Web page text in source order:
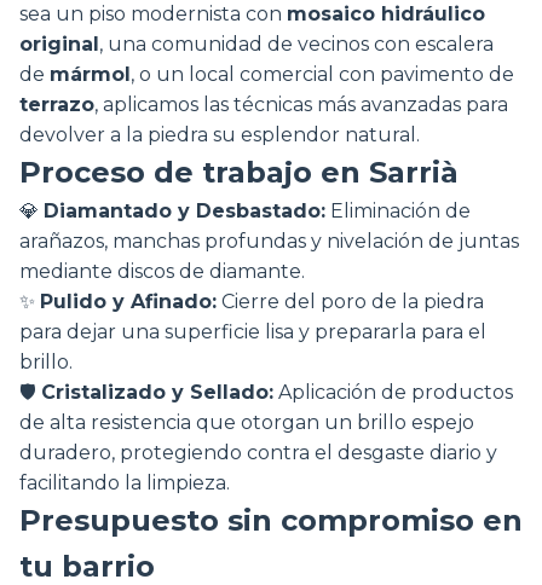
sea un piso modernista con mosaico hidráulico
original, una comunidad de vecinos con escalera
de mármol, o un local comercial con pavimento de
terrazo, aplicamos las técnicas más avanzadas para
devolver a la piedra su esplendor natural.
Proceso de trabajo en Sarrià
💎 Diamantado y Desbastado: Eliminación de
arañazos, manchas profundas y nivelación de juntas
mediante discos de diamante.
✨ Pulido y Afinado: Cierre del poro de la piedra
para dejar una superficie lisa y prepararla para el
brillo.
🛡️ Cristalizado y Sellado: Aplicación de productos
de alta resistencia que otorgan un brillo espejo
duradero, protegiendo contra el desgaste diario y
facilitando la limpieza.
Presupuesto sin compromiso en
tu barrio